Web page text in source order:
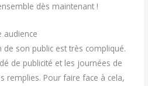
dès maintenant !
audience
de son public est très compliqué.
de publicité et les journées de
remplies. Pour faire face à cela,